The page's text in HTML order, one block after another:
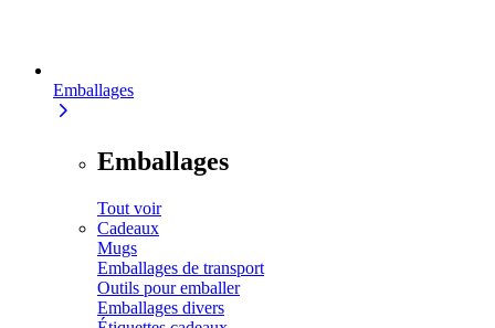
Emballages
Emballages
Tout voir
Cadeaux
Mugs
Emballages de transport
Outils pour emballer
Emballages divers